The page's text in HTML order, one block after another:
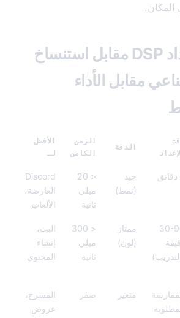
المقارنة: إعداد DSP مقابل استنساخ
الأداء
الأفضل
لـ
جيد
ميلي
Discord
العارضة،
الألعاب
ممتاز
(لون)
< 300
ميلي
البث،
إنشاء
المحتوى
متغير صفر
المسرح،